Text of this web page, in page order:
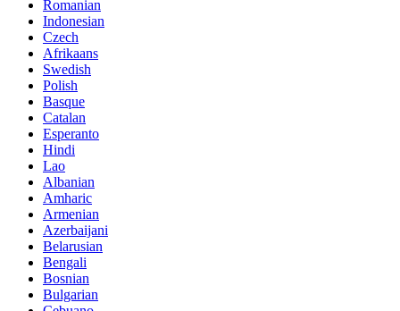
Romanian
Indonesian
Czech
Afrikaans
Swedish
Polish
Basque
Catalan
Esperanto
Hindi
Lao
Albanian
Amharic
Armenian
Azerbaijani
Belarusian
Bengali
Bosnian
Bulgarian